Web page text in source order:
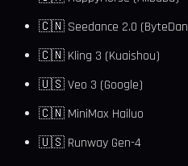
🇨🇳 Seedance 2.0
🇨🇳 Kling 3 (Kuaishou)
🇺🇸 Veo 3 (Google)
🇨🇳 MiniMax Hailuo
🇺🇸 Runway Gen-4